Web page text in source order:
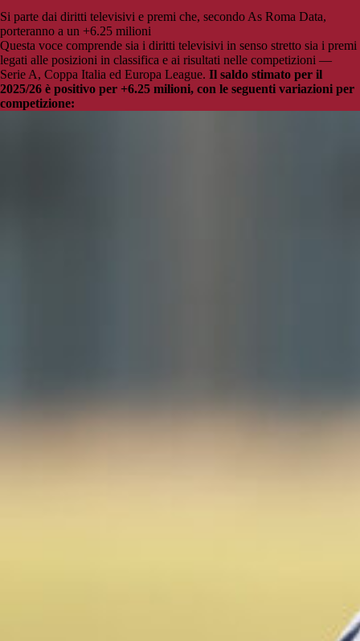
Si parte dai diritti televisivi e premi che, secondo As Roma Data,
porteranno a un +6.25 milioni
Questa voce comprende sia i diritti televisivi in senso stretto sia i premi
legati alle posizioni in classifica e ai risultati nelle competizioni —
Serie A, Coppa Italia ed Europa League. Il saldo stimato per il
2025/26 è positivo per +6.25 milioni, con le seguenti variazioni per
competizione: